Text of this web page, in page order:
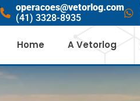
operacoes@vetorlog.com
(41) 3328-8935
Home A Vetorlog